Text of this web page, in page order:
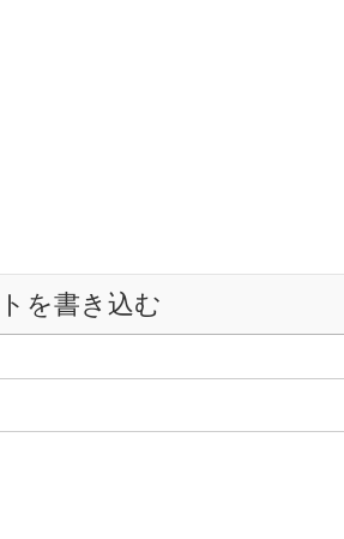
を書き込む